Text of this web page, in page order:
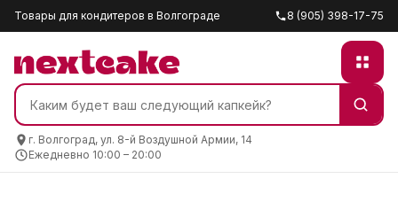
Товары для кондитеров в Волгограде 8 (905) 398-17-75
г. Волгоград, ул. 8-й Воздушной Армии, 14
Ежедневно 10:00 – 20:00